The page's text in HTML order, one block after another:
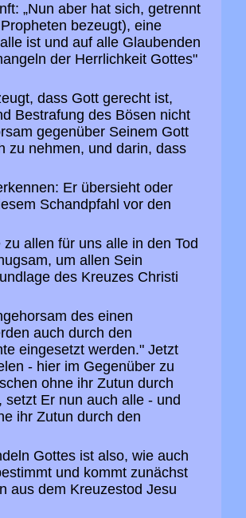
„Nun aber hat sich, getrennt
bezeugt), eine
ist und auf alle Glaubenden
der Herrlichkeit Gottes"
dass Gott gerecht ist,
Bestrafung des Bösen nicht
gegenüber Seinem Gott
zu nehmen, und darin, dass
Er übersieht oder
Schandpfahl vor den
allen für uns alle in den Tod
um allen Sein
des Kreuzes Christi
des einen
auch durch den
eingesetzt werden." Jetzt
- hier im Gegenüber zu
ohne ihr Zutun durch
Er nun auch alle - und
ihr Zutun durch den
Gottes ist also, wie auch
und kommt zunächst
aus dem Kreuzestod Jesu